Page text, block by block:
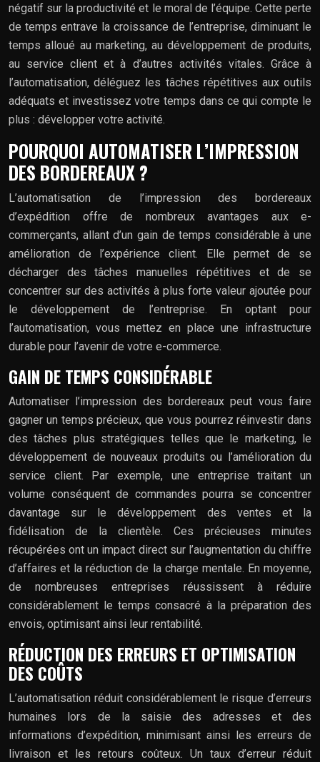
négatif sur la productivité et le moral de l’équipe. Cette perte
de temps entrave la croissance de l’entreprise, diminuant le
temps alloué au marketing, au développement de produits,
au service client et à d’autres activités vitales. Grâce à
l’automatisation, déléguez les tâches répétitives aux outils
adéquats et investissez votre temps dans ce qui compte le
plus : développer votre activité.
POURQUOI AUTOMATISER L’IMPRESSION
DES BORDEREAUX ?
L’automatisation de l’impression des bordereaux
d’expédition offre de nombreux avantages aux e-
commerçants, allant d’un gain de temps considérable à une
amélioration de l’expérience client. Elle permet de se
décharger des tâches manuelles répétitives et de se
concentrer sur des activités à plus forte valeur ajoutée pour
le développement de l’entreprise. En optant pour
l’automatisation, vous mettez en place une infrastructure
durable pour l’avenir de votre e-commerce.
GAIN DE TEMPS CONSIDÉRABLE
Automatiser l’impression des bordereaux peut vous faire
gagner un temps précieux, que vous pourrez réinvestir dans
des tâches plus stratégiques telles que le marketing, le
développement de nouveaux produits ou l’amélioration du
service client. Par exemple, une entreprise traitant un
volume conséquent de commandes pourra se concentrer
davantage sur le développement des ventes et la
fidélisation de la clientèle. Ces précieuses minutes
récupérées ont un impact direct sur l’augmentation du chiffre
d’affaires et la réduction de la charge mentale. En moyenne,
de nombreuses entreprises réussissent à réduire
considérablement le temps consacré à la préparation des
envois, optimisant ainsi leur rentabilité.
RÉDUCTION DES ERREURS ET OPTIMISATION
DES COÛTS
L’automatisation réduit considérablement le risque d’erreurs
humaines lors de la saisie des adresses et des
informations d’expédition, minimisant ainsi les erreurs de
livraison et les retours coûteux. Un taux d’erreur réduit